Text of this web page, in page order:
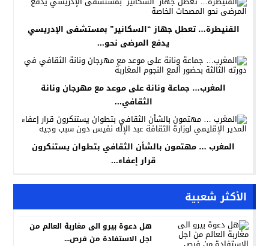
القنيطرة… تعطل جهاز “السكانير” بمستشفى الإدريسي
يدفع المرضى نحو...
المغرب… جماعة ونانة على موعد مع مهرجان ونانة
الثقافي...
المغرب … مهتمون بالشأن الثقافي بتطوان يستنكرون
قرار إعفاء...
الأكثر شعبية
هل دعوة بيرو الى مغاربة العالم من
اجل الاستفادة من فرص...